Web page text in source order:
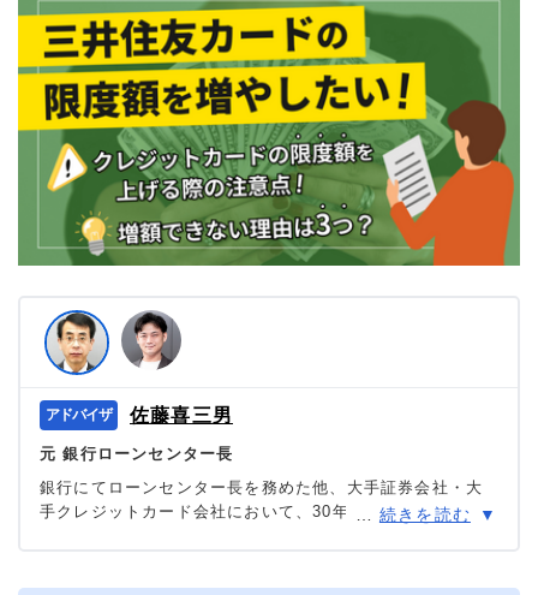
だし、特定の商品を根拠なくPRするものではなく、当編集部の調査／ユーザー
への口コミ収集などに基づき、公平性を担保した情報提供を行っています。
>提携企業一覧
佐藤喜三男
元 銀行ローンセンター長
銀行にてローンセンター長を務めた他、大手証券会社・大
手クレジットカード会社において、30年に渡り審査を中心
て、多くの消費者の力になっている。
続きを読む